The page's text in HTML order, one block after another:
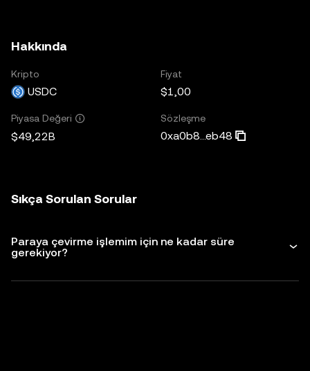
Hakkında
Kripto
USDC
Fiyat
$1,00
Piyasa Değeri
$49,22B
Sözleşme
0xa0b8...eb48
Sıkça Sorulan Sorular
Paraya çevirme işlemim için ne kadar süre
gerekiyor?